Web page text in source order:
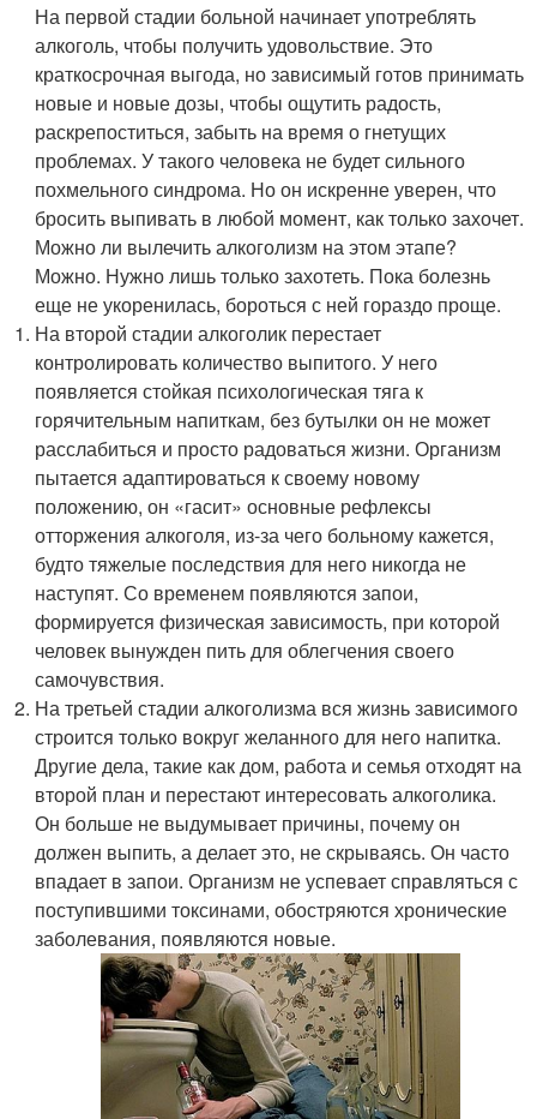
На первой стадии больной начинает употреблять
алкоголь, чтобы получить удовольствие. Это
краткосрочная выгода, но зависимый готов принимать
новые и новые дозы, чтобы ощутить радость,
раскрепоститься, забыть на время о гнетущих
проблемах. У такого человека не будет сильного
похмельного синдрома. Но он искренне уверен, что
бросить выпивать в любой момент, как только захочет.
Можно ли вылечить алкоголизм на этом этапе?
Можно. Нужно лишь только захотеть. Пока болезнь
еще не укоренилась, бороться с ней гораздо проще.
На второй стадии алкоголик перестает
контролировать количество выпитого. У него
появляется стойкая психологическая тяга к
горячительным напиткам, без бутылки он не может
расслабиться и просто радоваться жизни. Организм
пытается адаптироваться к своему новому
положению, он «гасит» основные рефлексы
отторжения алкоголя, из-за чего больному кажется,
будто тяжелые последствия для него никогда не
наступят. Со временем появляются запои,
формируется физическая зависимость, при которой
человек вынужден пить для облегчения своего
самочувствия.
На третьей стадии алкоголизма вся жизнь зависимого
строится только вокруг желанного для него напитка.
Другие дела, такие как дом, работа и семья отходят на
второй план и перестают интересовать алкоголика.
Он больше не выдумывает причины, почему он
должен выпить, а делает это, не скрываясь. Он часто
впадает в запои. Организм не успевает справляться с
поступившими токсинами, обостряются хронические
заболевания, появляются новые.